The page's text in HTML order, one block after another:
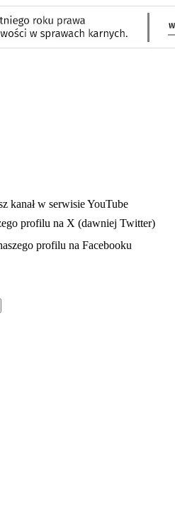
karcie
w nowej karcie
kanał w serwisie YouTube
profilu na X (dawniej Twitter)
w nowej karcieprofilu na Facebooku
karcie